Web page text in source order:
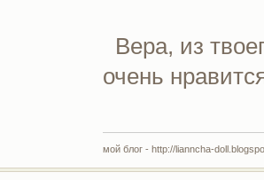
Вера, из
очень
мой блог - http://lianncha-